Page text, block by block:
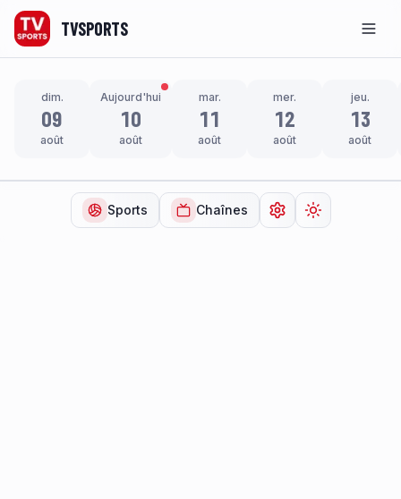
TVSPORTS
dim.
09
août
Aujourd'hui
10
août
mar.
11
août
mer.
12
août
jeu.
13
août
Sports Chaînes Ouvrir lesChanger de